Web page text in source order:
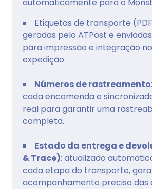
Etiquetas de transporte
geradas pelo ATPost e
para impressão e integração
expedição.
Números de rastreamento
cada encomenda e
real para garantir uma
completa.
Estado da entrega e
& Trace): atualizado
cada etapa do transporte,
acompanhamento preciso das